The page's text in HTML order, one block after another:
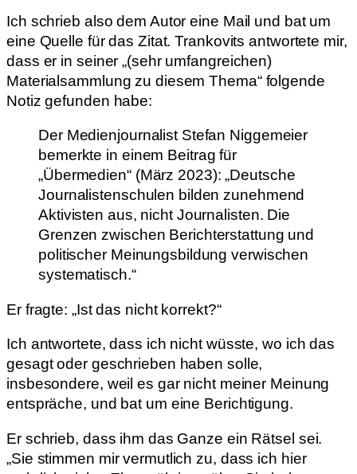
Ich schrieb also dem Autor eine Mail und bat um
eine Quelle für das Zitat. Trankovits antwortete mir,
dass er in seiner „(sehr umfangreichen)
Materialsammlung zu diesem Thema“ folgende
Notiz gefunden habe:
Der Medienjournalist Stefan Niggemeier
bemerkte in einem Beitrag für
„Übermedien“ (März 2023): „Deutsche
Journalistenschulen bilden zunehmend
Aktivisten aus, nicht Journalisten. Die
Grenzen zwischen Berichterstattung und
politischer Meinungsbildung verwischen
systematisch.“
Er fragte: „Ist das nicht korrekt?“
Ich antwortete, dass ich nicht wüsste, wo ich das
gesagt oder geschrieben haben solle,
insbesondere, weil es gar nicht meiner Meinung
entspräche, und bat um eine Berichtigung.
Er schrieb, dass ihm das Ganze ein Rätsel sei.
„Sie stimmen mir vermutlich zu, dass ich hier